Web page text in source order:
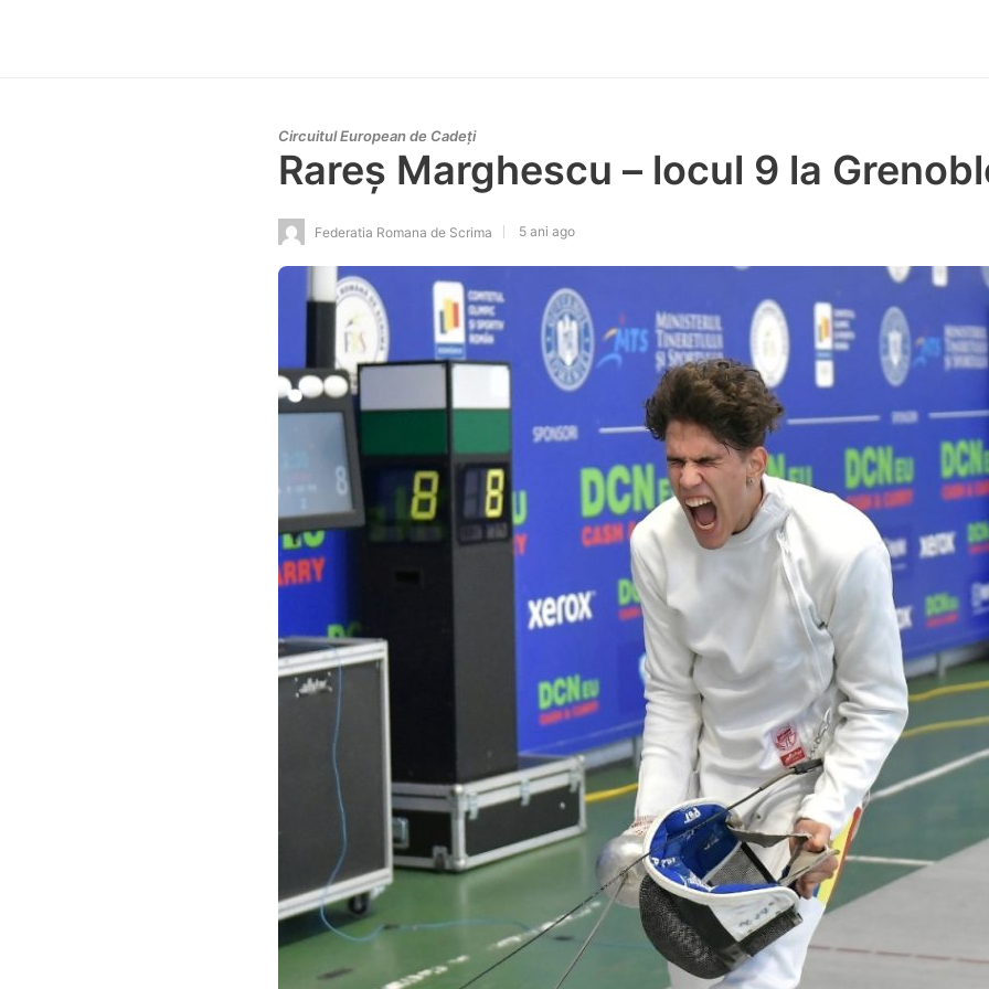
Circuitul European de Cadeți
Rareș Marghescu – locul 9 la
Federatia Romana de Scrima 5 ani ago